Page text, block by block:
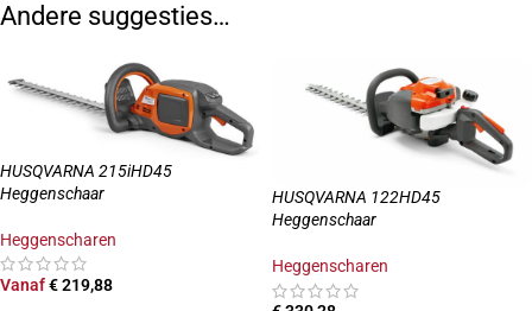
Andere suggesties…
HUSQVARNA 215iHD45
Heggenschaar
Heggenscharen
Vanaf€219,88
HUSQVARNA 122HD45
Heggenschaar
Heggenscharen